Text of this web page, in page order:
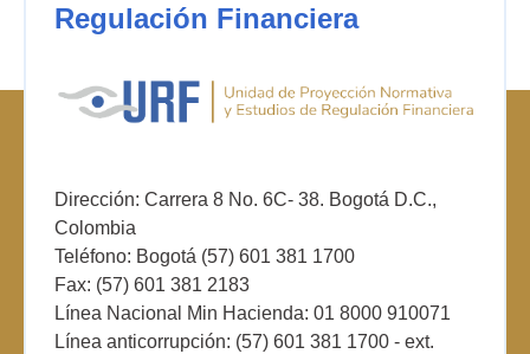
Regulación Financiera
Dirección: Carrera 8 No. 6C- 38. Bogotá D.C.,
Colombia
Teléfono: Bogotá (57) 601 381 1700
Fax: (57) 601 381 2183
Línea Nacional Min Hacienda: 01 8000 910071
Línea anticorrupción: (57) 601 381 1700 - ext.